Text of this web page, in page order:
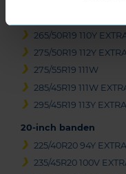
265/50R19 110Y
275/50R19 112Y
275/55R19 111W
285/45R19 111W
295/45R19 113Y
20-inch banden
225/40R20 94Y
235/45R20 100V